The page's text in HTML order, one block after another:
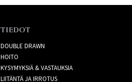
TIEDOT
DOUBLE DRAWN
HOITO
KYSYMYKSIÄ & VASTAUKSIA
LIITÄNTÄ JA IRROTUS